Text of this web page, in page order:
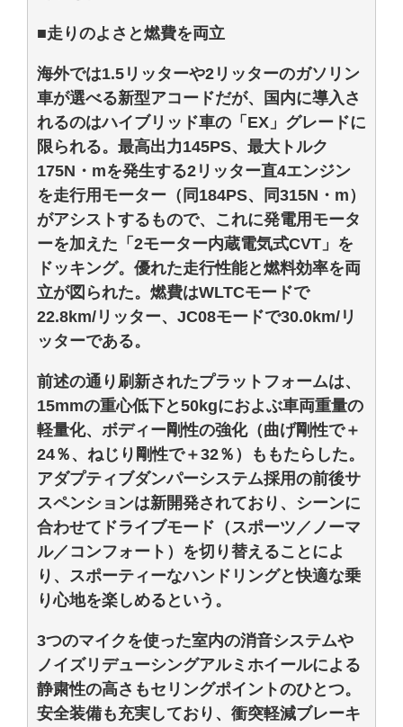
■走りのよさと燃費を両立
海外では1.5リッターや2リッターのガソリン
車が選べる新型アコードだが、国内に導入さ
れるのはハイブリッド車の「EX」グレードに
限られる。最高出力145PS、最大トルク
175N・mを発生する2リッター直4エンジン
を走行用モーター（同184PS、同315N・m）
がアシストするもので、これに発電用モータ
ーを加えた「2モーター内蔵電気式CVT」を
ドッキング。優れた走行性能と燃料効率を両
立が図られた。燃費はWLTCモードで
22.8km/リッター、JC08モードで30.0km/リ
ッターである。
前述の通り刷新されたプラットフォームは、
15mmの重心低下と50kgにおよぶ車両重量の
軽量化、ボディー剛性の強化（曲げ剛性で＋
24％、ねじり剛性で＋32％）ももたらした。
アダプティブダンパーシステム採用の前後サ
スペンションは新開発されており、シーンに
合わせてドライブモード（スポーツ／ノーマ
ル／コンフォート）を切り替えることによ
り、スポーティーなハンドリングと快適な乗
り心地を楽しめるという。
3つのマイクを使った室内の消音システムや
ノイズリデューシングアルミホイールによる
静粛性の高さもセリングポイントのひとつ。
安全装備も充実しており、衝突軽減ブレーキ